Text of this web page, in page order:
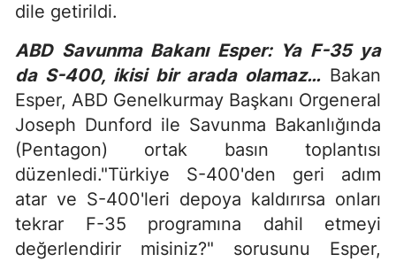
dile getirildi.
ABD Savunma Bakanı Esper: Ya F-35 ya
da S-400, ikisi bir arada olamaz… Bakan
Esper, ABD Genelkurmay Başkanı Orgeneral
Joseph Dunford ile Savunma Bakanlığında
(Pentagon) ortak basın toplantısı
düzenledi."Türkiye S-400'den geri adım
atar ve S-400'leri depoya kaldırırsa onları
tekrar F-35 programına dahil etmeyi
değerlendirir misiniz?" sorusunu Esper,